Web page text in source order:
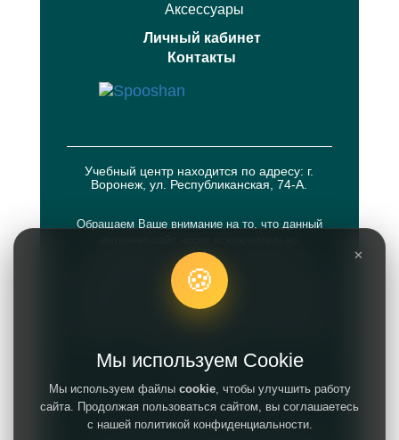
Аксессуары
Личный кабинет
Контакты
Учебный центр находится по адресу: г.
Воронеж, ул. Республиканская, 74-А.
Обращаем Ваше внимание на то, что данный
информационный характер и ни при каких
условиях информационные материалы и цены,
размещенные на сайте, не являются публичной
офертой, определяемой положениями Статей
Лицензия на осуществление
образовательной деятельности № Л935-
01244-36/00669249 от 09.08.2023
✕
🍪
Мы используем Cookie
Мы используем файлы cookie, чтобы улучшить работу
сайта. Продолжая пользоваться сайтом, вы соглашаетесь
с нашей политикой конфиденциальности.